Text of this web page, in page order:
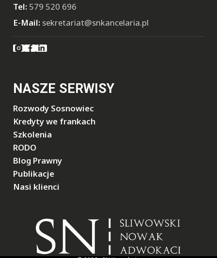
Tel: 579 520 696
E-Mail: sekretariat@snkancelaria.pl
NASZE SERWISY
Rozwody Sosnowiec
Kredyty we frankach
Szkolenia
RODO
Blog Prawny
Publikacje
Nasi klienci